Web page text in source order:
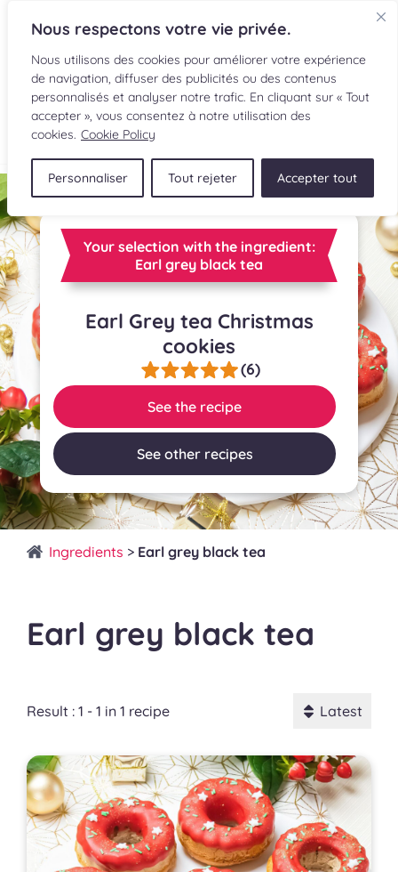
Nous respectons votre vie privée.
Nous utilisons des cookies pour améliorer votre expérience
de navigation, diffuser des publicités ou des contenus
personnalisés et analyser notre trafic. En cliquant sur « Tout
accepter », vous consentez à notre utilisation des
cookies. Cookie Policy
Personnaliser Tout rejeter Accepter tout
RECIPES
INGREDIENTS
CULINARY READINGS
SUBMIT A RECIPE
SHOP
Your selection with the ingredient:
Earl grey black tea
Earl Grey tea Christmas
cookies
(6)
See the recipe
See other recipes
Ingredients > Earl grey black tea
Earl grey black tea
Result : 1 - 1 in 1 recipe Latest